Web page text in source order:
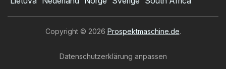
Copyright © 2026 Prospektmaschine.de.
Datenschutzerklärung anpassen